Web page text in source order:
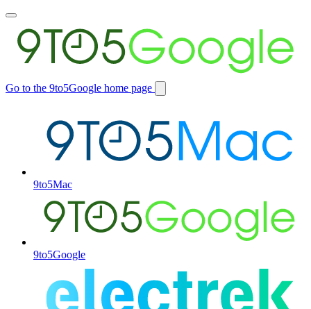
Toggle
main
menu
Go to the 9to5Google home page
Switch
9to5Mac
9to5Google